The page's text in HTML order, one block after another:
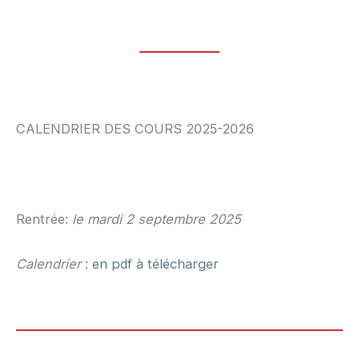
CALENDRIER DES COURS 2025-2026
Rentrée: le mardi 2 septembre 2025
Calendrier : en pdf à télécharger